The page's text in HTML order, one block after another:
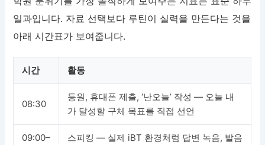
일과입니다. 자료 선택보다 루틴이 실력을 만든다는 것을
아래 시간표가 보여줍니다.
시간 활동
08:30
등원, 휴대폰 제출, ‘난오늘’ 작성 — 오늘 내
가 달성할 구체 목표를 직접 선언
09:00–
스피킹 — 실제 iBT 환경처럼 답변 녹음, 발음